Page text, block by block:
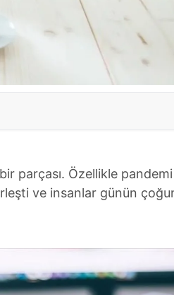
parçası. Özellikle pandemi
ve insanlar günün